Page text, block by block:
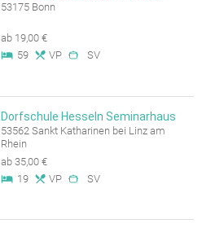
53175 Bonn
ab 19,00 €
59
VP SV
Dorfschule Hesseln Seminarhaus
53562 Sankt Katharinen bei Linz am
Rhein
ab 35,00 €
19
VP SV